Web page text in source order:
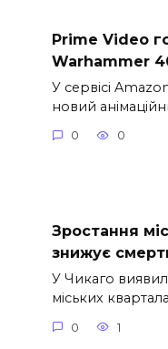
Prime Video
Warhammer
У сервісі
новий
0 0
Зростання
знижує
У Чикаго
міських
0 1